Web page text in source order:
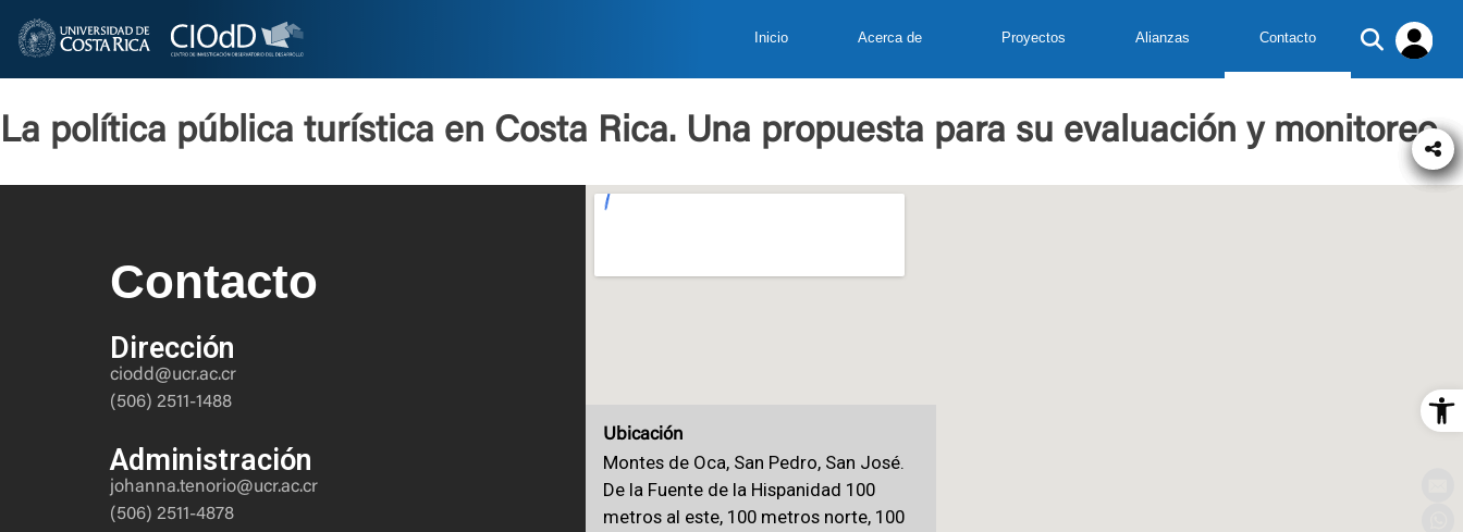
Inicio Acerca de Proyectos Alianzas Contacto
La política pública turística en Costa Rica. Una propuesta para su evaluación y monitoreo
Contacto
Dirección
ciodd@ucr.ac.cr
(506) 2511-1488
Administración
johanna.tenorio@ucr.ac.cr
(506) 2511-4878
Ubicación
Montes de Oca, San Pedro, San José.
De la Fuente de la Hispanidad 100
metros al este, 100 metros norte, 100